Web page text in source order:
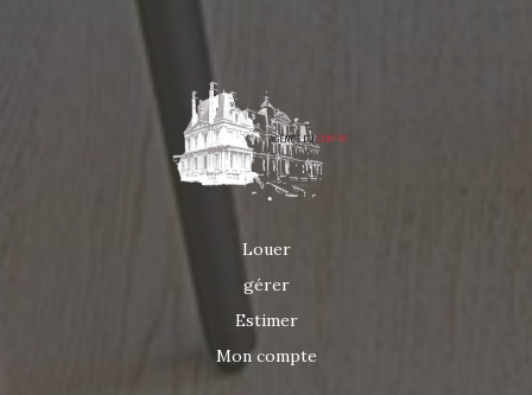
Louer
gérer
Estimer
Mon compte